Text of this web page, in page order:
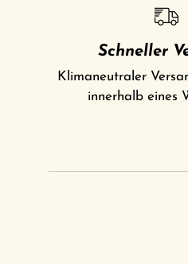
Schneller
Klimaneutraler
innerhalb eines